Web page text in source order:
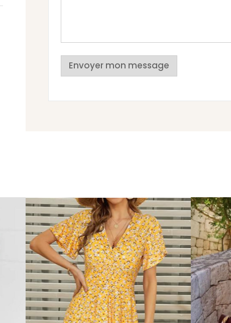
Envoyer mon message